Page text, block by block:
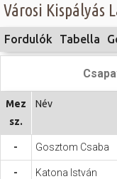
Sport
Szabadidő
Hasznos
Fordulók Tabella
Mez
sz.
Név
- Gosztom Csaba
- Katona István